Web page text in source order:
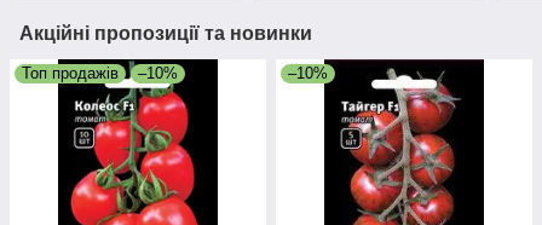
Акційні пропозиції та новинки
Топ продажів –10% –10%